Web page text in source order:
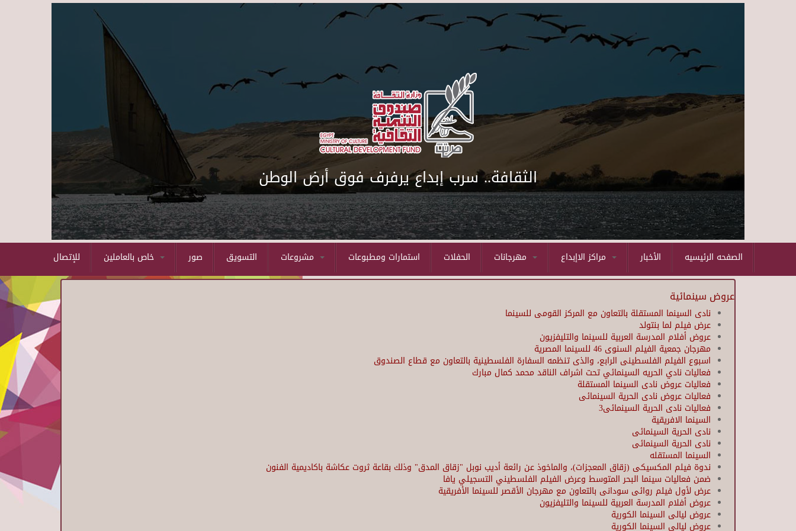
Skip to main content
الثقافة.. سرب إبداع يرفرف فوق أرض الوطن
للإتصال صور التسويق استمارات ومطبوعات الحفلات الأخبار الصفحه الرئيسيه
عروض سينمائية
نادى السينما المستقلة بالتعاون مع المركز القومى للسينما
عرض فيلم لما بنتولد
عروض أفلام المدرسة العربية للسينما والتليفزيون
مهرجان جمعية الفيلم السنوى 46 للسينما المصرية
اسبوع الفيلم الفلسطينى الرابع، والذى تنظمه السفارة الفلسطينية بالتعاون مع قطاع الصندوق
فعاليات نادي الحريه السينمائي تحت اشراف الناقد محمد كمال مبارك
فعاليات عروض نادى السينما المستقلة
فعاليات عروض نادى الحرية السينمائى
فعاليات نادى الحرية السينمائى3
السينما الافريقية
نادى الحرية السينمائى
نادى الحرية السينمائى
السينما المستقله
ندوة فيلم المكسيكى (زقاق المعجزات)، والماخوذ عن رائعة أديب نوبل "زقاق المدق" وذلك بقاعة ثروت عكاشة باكاديمية الفنون
ضمن فعاليات سينما البحر المتوسط وعرض الفيلم الفلسطيني التسجيلي يافا
عرض لأول فيلم روائى سودانى بالتعاون مع مهرجان الأقصر للسينما الأفريقية
عروض أفلام المدرسة العربية للسينما والتليفزيون
عروض ليالى السينما الكورية
عروض ليالى السينما الكورية